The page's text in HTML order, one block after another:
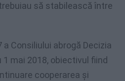
să stabilească între
a Consiliului abrogă Decizia
mai 2018, obiectivul fiind
cooperarea și